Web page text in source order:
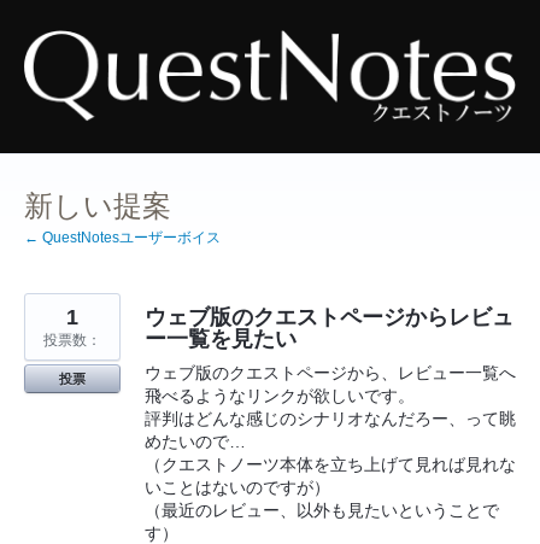
ン
テ
ン
ツ
新しい提案
← QuestNotesユーザーボイス
ウェブ版のクエストページからレビュ
ー一覧を見たい
ウェブ版のクエストページから、レビュー一覧へ
飛べるようなリンクが欲しいです。
評判はどんな感じのシナリオなんだろー、って眺
めたいので…
（クエストノーツ本体を立ち上げて見れば見れな
いことはないのですが）
（最近のレビュー、以外も見たいということで
す）
1
投票数：
投票